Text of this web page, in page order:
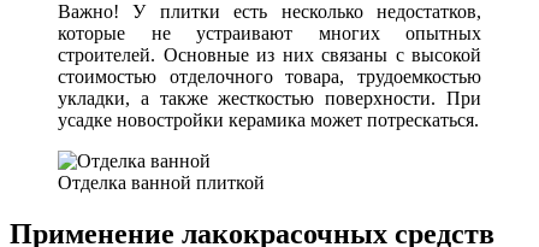
Важно! У плитки есть несколько недостатков,
которые не устраивают многих опытных
строителей. Основные из них связаны с высокой
стоимостью отделочного товара, трудоемкостью
укладки, а также жесткостью поверхности. При
усадке новостройки керамика может потрескаться.
Отделка ванной плиткой
Применение лакокрасочных средств